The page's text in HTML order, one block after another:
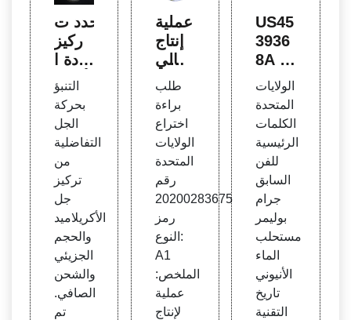
يحدد ت
ركيز
مادة ا
لأكريلا
ميد ات
جاه و
حجم ت
حولا
ت ج
ل برو
تين ال
غشاء
الحلز
وني
التنبؤ
بحركة
الجل
التفاضلية
من
تركيز
جل
الأكريلاميد
والحجم
الجزيئي
والشحن
الصافي.
تم
عملية
إنتاج
محالي
ل بول
ي أكر
يلاميد
مائية
- BA
SF S
E
طلب
براءة
اختراع
الولايات
المتحدة
رقم
20200283675
رمز
النوع:
A1
الملخص:
عملية
لإنتاج
US45
3936
8A - ت
كنولو
جيا إنت
اج بول
يمرا
ت الم
ستحل
ب الع
كسي
- براءا
ت اخت
oogl
e
الولايات
المتحدة
الكلمات
الرئيسية
للفن
السابق
جرام
بوليمر
مستحلب
الماء
الأنيوني
تاريخ
التقنية